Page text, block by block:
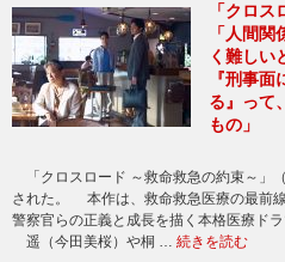
「クロ
「人間
く難しい
『刑事
る』って
もの」
「クロスロード ～救命救急の約束～」
された。 本作は、救命救急医療の最前
警察官らの正義と成長を描く本格医療ド
遥（今田美桜）や桐 … 続きを読む